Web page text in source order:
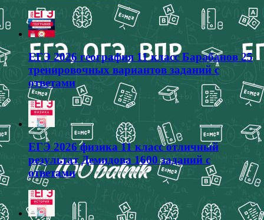
ЕГЭ 2026 география 11 класс Барабанов 25
тренировочных вариантов заданий с
ответами
ЕГЭ 2026 физика 11 класс отличный
результат Демидова 1600 заданий с
ответами